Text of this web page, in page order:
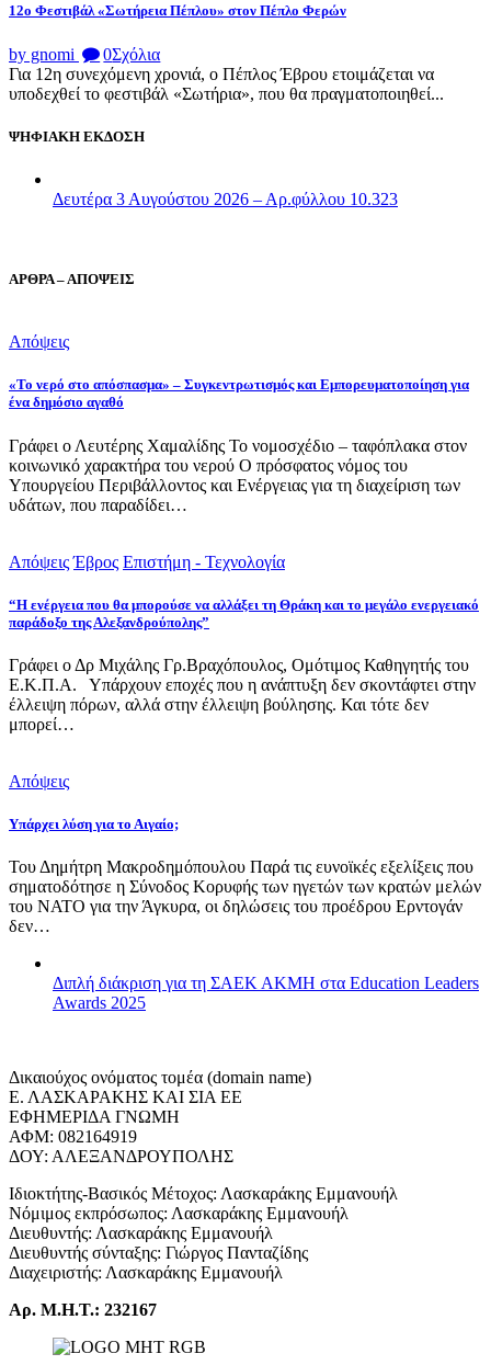
12ο Φεστιβάλ «Σωτήρεια Πέπλου» στον Πέπλο Φερών
by gnomi 0Σχόλια
Για 12η συνεχόμενη χρονιά, ο Πέπλος Έβρου ετοιμάζεται να
υποδεχθεί το φεστιβάλ «Σωτήρια», που θα πραγματοποιηθεί...
ΨΗΦΙΑΚΗ ΕΚΔΟΣΗ
Δευτέρα 3 Αυγούστου 2026 – Αρ.φύλλου 10.323
ΑΡΘΡΑ – ΑΠΟΨΕΙΣ
Απόψεις
«Το νερό στο απόσπασμα» – Συγκεντρωτισμός και Εμπορευματοποίηση για
ένα δημόσιο αγαθό
Γράφει ο Λευτέρης Χαμαλίδης Το νομοσχέδιο – ταφόπλακα στον
κοινωνικό χαρακτήρα του νερού Ο πρόσφατος νόμος του
Υπουργείου Περιβάλλοντος και Ενέργειας για τη διαχείριση των
υδάτων, που παραδίδει…
Απόψεις Έβρος Επιστήμη - Τεχνολογία
“Η ενέργεια που θα μπορούσε να αλλάξει τη Θράκη και το μεγάλο ενεργειακό
παράδοξο της Αλεξανδρούπολης”
Γράφει ο Δρ Μιχάλης Γρ.Βραχόπουλος, Ομότιμος Καθηγητής του
Ε.Κ.Π.Α. Υπάρχουν εποχές που η ανάπτυξη δεν σκοντάφτει στην
έλλειψη πόρων, αλλά στην έλλειψη βούλησης. Και τότε δεν
μπορεί…
Απόψεις
Υπάρχει λύση για το Αιγαίο;
Του Δημήτρη Μακροδημόπουλου Παρά τις ευνοϊκές εξελίξεις που
σηματοδότησε η Σύνοδος Κορυφής των ηγετών των κρατών μελών
του ΝΑΤΟ για την Άγκυρα, οι δηλώσεις του προέδρου Ερντογάν
δεν…
Διπλή διάκριση για τη ΣΑΕΚ ΑΚΜΗ στα Education Leaders
Awards 2025
Δικαιούχος ονόματος τομέα (domain name)
Ε. ΛΑΣΚΑΡΑΚΗΣ ΚΑΙ ΣΙΑ ΕΕ
ΕΦΗΜΕΡΙΔΑ ΓΝΩΜΗ
ΑΦΜ: 082164919
ΔΟΥ: ΑΛΕΞΑΝΔΡΟΥΠΟΛΗΣ
Ιδιοκτήτης-Βασικός Μέτοχος: Λασκαράκης Εμμανουήλ
Νόμιμος εκπρόσωπος: Λασκαράκης Εμμανουήλ
Διευθυντής: Λασκαράκης Εμμανουήλ
Διευθυντής σύνταξης: Γιώργος Πανταζίδης
Διαχειριστής: Λασκαράκης Εμμανουήλ
Αρ. Μ.Η.Τ.: 232167